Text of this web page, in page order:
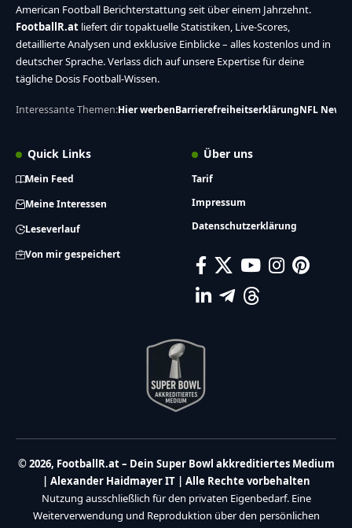
American Football Berichterstattung seit über einem Jahrzehnt.
FootballR.at liefert dir topaktuelle Statistiken, Live-Scores,
detaillierte Analysen und exklusive Einblicke – alles kostenlos und in
deutscher Sprache. Verlass dich auf unsere Expertise für deine
tägliche Dosis Football-Wissen.
Interessante Themen:Hier werbenBarrierefreiheitserklärungNFL News
Quick Links
Mein Feed
Meine Interessen
Leseverlauf
Von mir gespeichert
Über uns
Tarif
Impressum
Datenschutzerklärung
© 2026, FootballR.at – Dein Super Bowl akkreditiertes Medium
| Alexander Haidmayer IT | Alle Rechte vorbehalten
Nutzung ausschließlich für den privaten Eigenbedarf. Eine
Weiterverwendung und Reproduktion über den persönlichen